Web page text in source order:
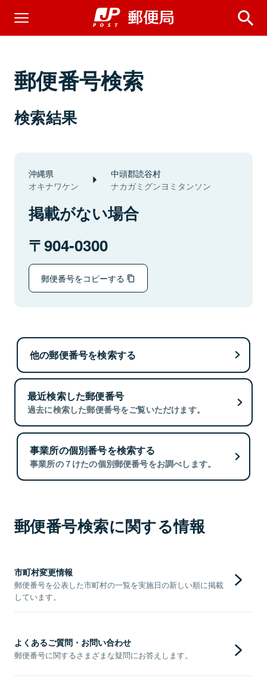
郵便番号検索
検索結果
沖縄県
オキナワケン
中頭郡読谷村
ナカガミグンヨミタンソン
掲載がない場合
904-0300
郵便番号をコピーする
他の郵便番号を検索する
最近検索した郵便番号
過去に検索した郵便番号をご覧いただけます。
事業所の個別番号を検索する
事業所の７けたの個別郵便番号をお調べします。
郵便番号検索に関する情報
市町村変更情報
郵便番号を公表した市町村の一覧を実施日の新しい順に掲載
しています。
よくあるご質問・お問い合わせ
郵便番号に関するさまざまな疑問にお答えします。